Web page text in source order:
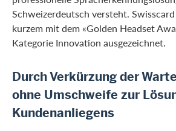
Schweizerdeutsch versteht.
kurzem mit dem «Golden Headset
Kategorie Innovation ausgezeichnet.
Durch Verkürzung der
ohne Umschweife zur
Kundenanliegens